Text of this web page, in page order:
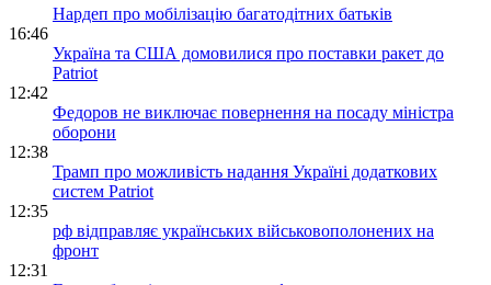
Нардеп про мобілізацію багатодітних батьків
16:46
Україна та США домовилися про поставки ракет до
Patriot
12:42
Федоров не виключає повернення на посаду міністра
оборони
12:38
Трамп про можливість надання Україні додаткових
систем Patriot
12:35
рф відправляє українських військовополонених на
фронт
12:31